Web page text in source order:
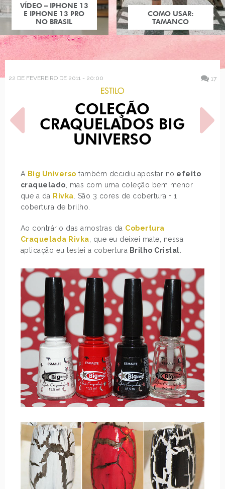
VÍDEO – IPHONE 13
E IPHONE 13 PRO
NO BRASIL
COMO USAR:
TAMANCO
22 DE FEVEREIRO DE 2011 - 20:00 17
ESTILO
COLEÇÃO
CRAQUELADOS BIG
UNIVERSO
A Big Universo também decidiu apostar no efeito
craquelado , mas com uma coleção bem menor
que a da Rivka . São 3 cores de cobertura + 1
cobertura de brilho.
Ao contrário das amostras da Cobertura
Craquelada Rivka , que eu deixei mate, nessa
aplicação eu testei a cobertura Brilho Cristal
POST ANTERIOR
COLEÇÃO COBERTURA
CRAQUELADA RIVKA
PRÓXIMO POST
IRMA GRUENHOLZ